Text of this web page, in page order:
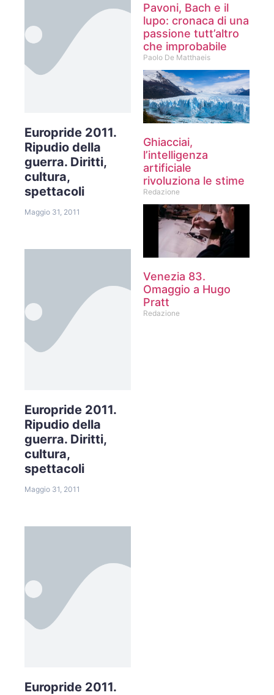
Europride 2011.
Ripudio della
guerra. Diritti,
cultura,
spettacoli
Maggio 31, 2011
Europride 2011.
Ripudio della
guerra. Diritti,
cultura,
spettacoli
Maggio 31, 2011
Europride 2011.
Pavoni, Bach e il
lupo: cronaca di una
passione tutt’altro
che improbabile
Paolo De Matthaeis
Ghiacciai,
l’intelligenza
artificiale
rivoluziona le stime
Redazione
Venezia 83.
Omaggio a Hugo
Pratt
Redazione